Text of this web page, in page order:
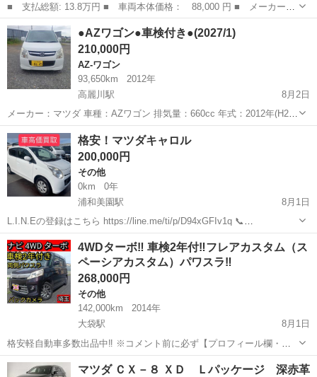
■ 支払総額: 13.8万円 ■ 車両本体価格： 88,000 円 ■ メーカー
名： マツダ ■ 車種名： ＡＺワゴン ■ グレード名： ＸＧ Ｅ
ＴＣ ＣＤ フルフラットシート キーレスエントリー 運転席エア
バック 助手席...
神奈川 相模原市 AZ-ワゴン
●AZワゴン●車検付き●(2027/1)
210,000円
AZ-ワゴン
93,650km
2012年
高麗川駅
8月2日
メーカー：マツダ 車種：AZワゴン 排気量：660cc 年式：2012年(H24)
走行距離：93,650km 車体色：ホワイト 車検有効期間：2027年1月 ミ
ッション：オートマチック ボディタイプ：軽自動...
埼玉 さいたま市 高麗川駅
格安！マツダキャロル
200,000円
その他
0km
0年
浦和美園駅
8月1日
L.I.N.Eの登録はこちら https://line.me/ti/p/D94xGFIv1q 📞
080.5374.2000 気軽にお問い合わせ下さい 買取強化中❗️ 不動車 故障車
車検が切れた車等 何でも買い取りま...
埼玉 さいたま市 浦和美園駅 その他 マツダキャロル
4WDターボ‼️ 車検2年付‼️フレアカスタム（ス
ペーシアカスタム）パワスラ‼️
268,000円
その他
142,000km
2014年
大袋駅
8月1日
格安軽自動車多数出品中‼️ ※コメント前に必ず【プロフィール欄・コ
メント欄】をご確認ください。 ■越谷市近辺の方（春日部・大宮軽事
務所管轄）名義変更無料‼️ 希少4WDターボ‼️ スペーシアカスタムター
埼玉 越谷市 大袋駅
マツダ ＣＸ－８ ＸＤ Ｌパッケージ 深赤革